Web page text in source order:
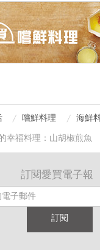
嚐鮮料理
海鮮
幸福料理：山胡椒煎魚
訂閱愛買電子報
訂閱